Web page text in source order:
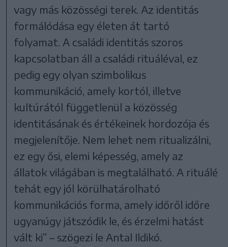
vagy más közösségi terek. Az identitás
formálódása egy életen át tartó
folyamat. A családi identitás szoros
kapcsolatban áll a családi rituáléval, ez
pedig egy olyan szimbolikus
kommunikáció, amely kortól, illetve
kultúrától függetlenül a közösség
identitásának és értékeinek hordozója és
megjelenítője. Nem lehet nem ritualizálni,
ez egy ősi, elemi képesség, amely az
állatok világában is megtalálható. A rituálé
tehát egy jól körülhatárolható
kommunikációs forma, amely időről időre
ugyanúgy játszódik le, és érzelmi hatást
vált ki” – szögezi le Antal Ildikó.